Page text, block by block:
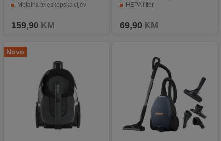
Metalna teleskopska cijev
159,90 KM
HEPA filter
69,90 KM
Novo